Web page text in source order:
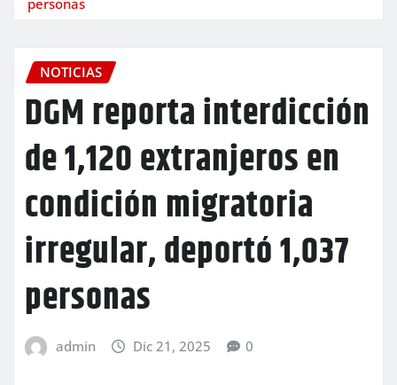
NOTICIAS
DGM reporta interdicción
de 1,120 extranjeros en
condición migratoria
irregular, deportó 1,037
personas
admin Dic 21, 2025 0